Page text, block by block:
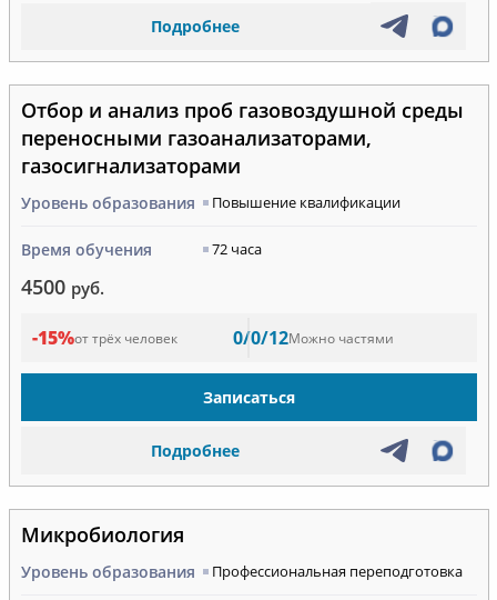
Подробнее
Отбор и анализ проб газовоздушной среды
переносными газоанализаторами,
газосигнализаторами
Уровень образования Повышение квалификации
Время обучения 72 часа
4500 руб.
-15%от трёх человек 0/0/12Можно частями
Записаться
Подробнее
Микробиология
Уровень образования Профессиональная переподготовка